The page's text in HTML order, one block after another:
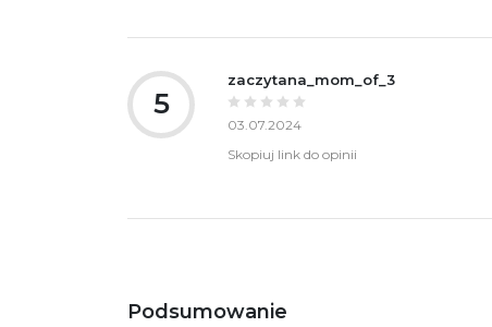
5
zaczytana_mom_of_3
03.07.2024
Skopiuj link do opinii
Podsumowanie